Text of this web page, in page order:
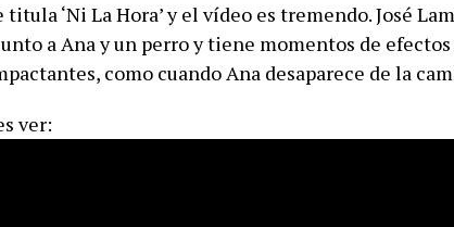
titula ‘Ni La Hora’ y el vídeo es tremendo. José
a Ana y un perro y tiene momentos de
como cuando Ana desaparece de la
ver: